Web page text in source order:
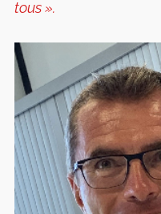
tous ».